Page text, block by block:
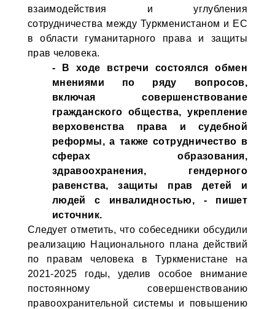
взаимодействия и углубления
сотрудничества между Туркменистаном и ЕС
в области гуманитарного права и защиты
прав человека.
- В ходе встречи состоялся обмен
мнениями по ряду вопросов,
включая совершенствование
гражданского общества, укрепление
верховенства права и судебной
реформы, а также сотрудничество в
сферах образования,
здравоохранения, гендерного
равенства, защиты прав детей и
людей с инвалидностью, - пишет
источник.
Следует отметить, что собеседники обсудили
реализацию Национального плана действий
по правам человека в Туркменистане на
2021-2025 годы, уделив особое внимание
постоянному совершенствованию
правоохранительной системы и повышению